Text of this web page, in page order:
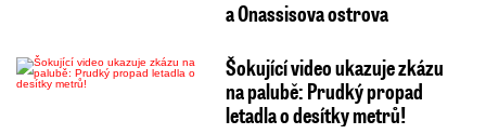
a Onassisova ostrova
Šokující video ukazuje zkázu
na palubě: Prudký propad
letadla o desítky metrů!